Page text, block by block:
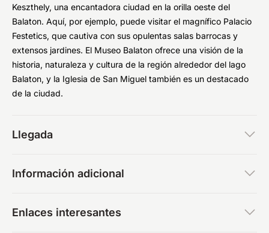
Keszthely, una encantadora ciudad en la orilla oeste del
Balaton. Aquí, por ejemplo, puede visitar el magnífico Palacio
Festetics, que cautiva con sus opulentas salas barrocas y
extensos jardines. El Museo Balaton ofrece una visión de la
historia, naturaleza y cultura de la región alrededor del lago
Balaton, y la Iglesia de San Miguel también es un destacado
de la ciudad.
Llegada
Información adicional
Enlaces interesantes